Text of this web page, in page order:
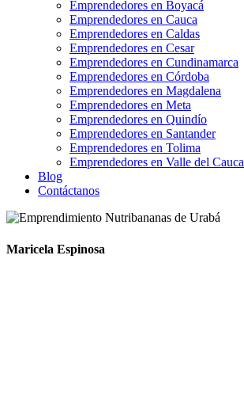
Emprendedores en Boyacá
Emprendedores en Cauca
Emprendedores en Caldas
Emprendedores en Cesar
Emprendedores en Cundinamarca
Emprendedores en Córdoba
Emprendedores en Magdalena
Emprendedores en Meta
Emprendedores en Quindío
Emprendedores en Santander
Emprendedores en Tolima
Emprendedores en Valle del Cauca
Blog
Contáctanos
Maricela Espinosa